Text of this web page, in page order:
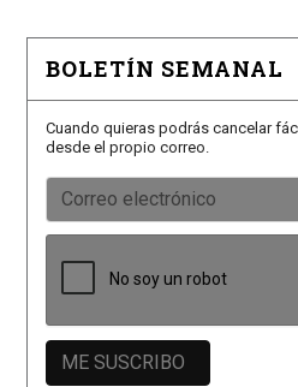
BOLETÍN SEMANAL
Cuando quieras podrás cancelar
desde el propio correo.